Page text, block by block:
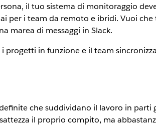
il tuo sistema di monitoraggio
per i team da remoto e ibridi. Vuoi
marea di messaggi in Slack.
progetti in funzione e il team
che suddividano il lavoro in parti
il proprio compito, ma